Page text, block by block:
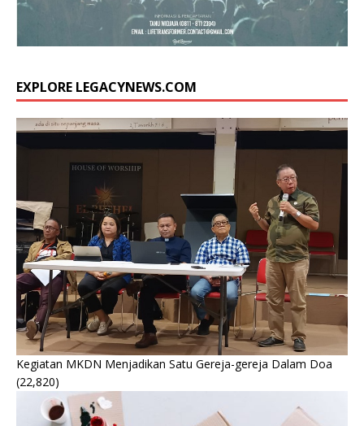
EXPLORE LEGACYNEWS.COM
Kegiatan MKDN Menjadikan Satu Gereja-gereja Dalam Doa
(22,820)